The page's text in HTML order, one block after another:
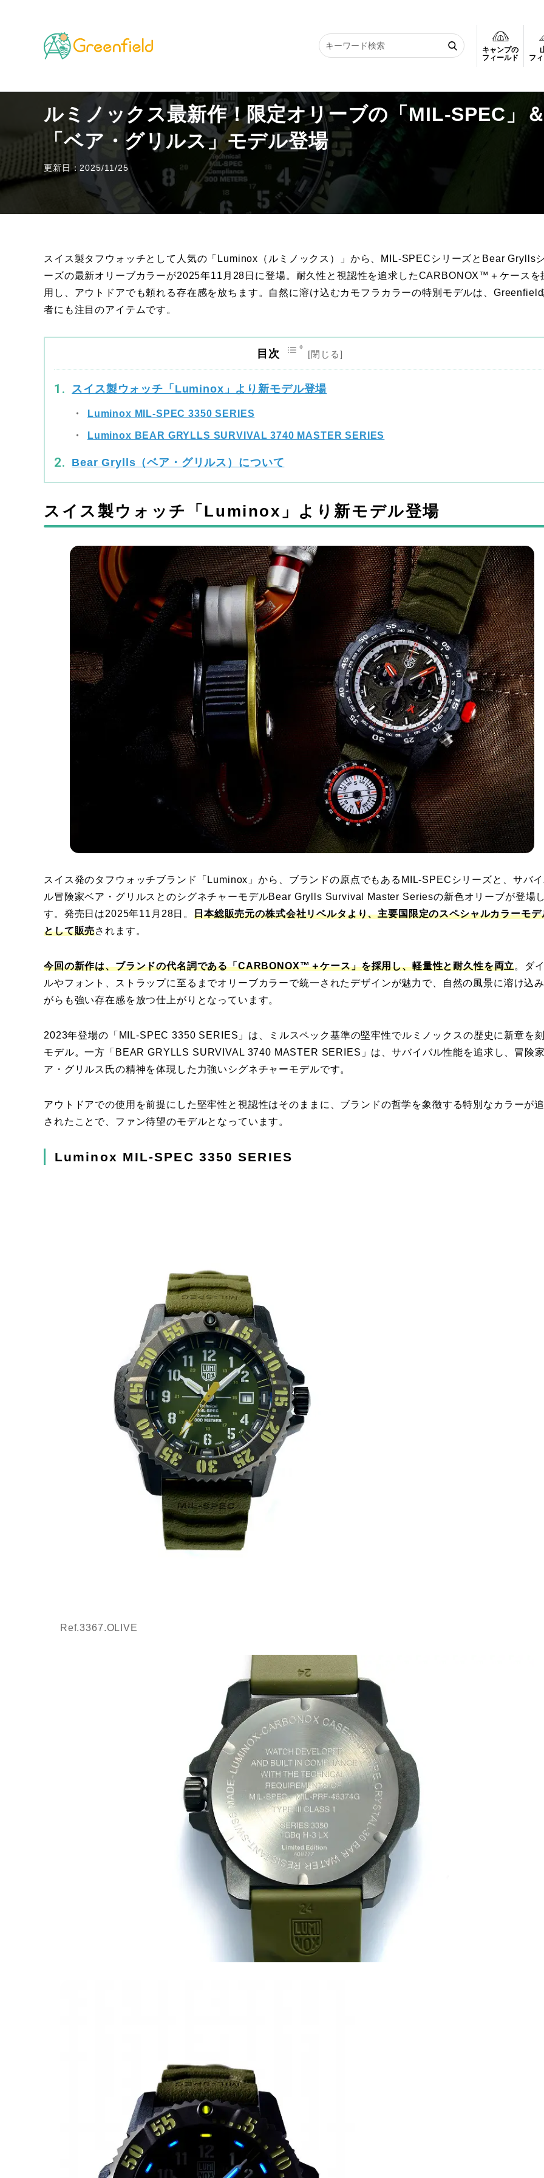
キャンプの
フィールド
フ
TOP その他のフィールド ルミノックス最新作！限定オリーブの「MIL-SPEC」＆「ベア・グリルス」モデル登場
ルミノックス最新作！限定オリーブの「MIL-SPEC」
「ベア・グリルス」モデル登場
更新日：2025/11/25
スイス製タフウォッチとして人気の「Luminox（ルミノックス）」から、MIL-SPECシリーズとBear Grylls
ーズの最新オリーブカラーが2025年11月28日に登場。耐久性と視認性を追求したCARBONOX™＋ケースを
用し、アウトドアでも頼れる存在感を放ちます。自然に溶け込むカモフラカラーの特別モデルは、
者にも注目のアイテムです。
目次
スイス製ウォッチ「Luminox」より新モデル登場
Luminox MIL-SPEC 3350 SERIES
Luminox BEAR GRYLLS SURVIVAL 3740 MASTER SERIES
Bear Grylls（ベア・グリルス）について
スイス製ウォッチ「Luminox」より新モデル登場
スイス発のタフウォッチブランド「Luminox」から、ブランドの原点でもあるMIL-SPECシリーズと、サバ
ル冒険家ベア・グリルスとのシグネチャーモデルBear Grylls Survival Master Seriesの新色オリーブが登場
す。発売日は2025年11月28日。日本総販売元の株式会社リベルタより、主要国限定のスペシャルカラーモデ
として販売されます。
今回の新作は、ブランドの代名詞である「CARBONOX™＋ケース」を採用し、軽量性と耐久性を両立。ダ
ルやフォント、ストラップに至るまでオリーブカラーで統一されたデザインが魅力で、自然の風景に溶け込
がらも強い存在感を放つ仕上がりとなっています。
2023年登場の「MIL-SPEC 3350 SERIES」は、ミルスペック基準の堅牢性でルミノックスの歴史に新章を
モデル。一方「BEAR GRYLLS SURVIVAL 3740 MASTER SERIES」は、サバイバル性能を追求し、冒険
ア・グリルス氏の精神を体現した力強いシグネチャーモデルです。
アウトドアでの使用を前提にした堅牢性と視認性はそのままに、ブランドの哲学を象徴する特別なカラーが
されたことで、ファン待望のモデルとなっています。
Luminox MIL-SPEC 3350 SERIES
Ref.3367.OLIVE